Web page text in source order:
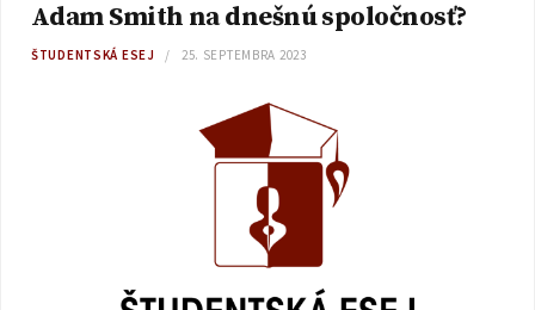
Adam Smith na dnešnú spoločnosť?
ŠTUDENTSKÁ ESEJ 25. SEPTEMBRA 2023